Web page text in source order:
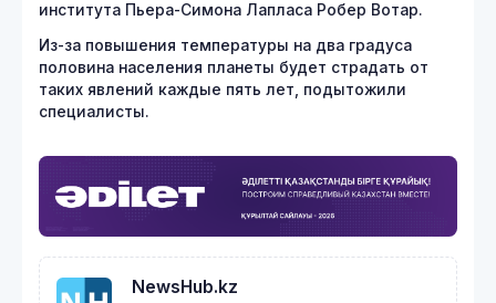
института Пьера-Симона Лапласа Робер Вотар.
Из-за повышения температуры на два градуса
половина населения планеты будет страдать от
таких явлений каждые пять лет, подытожили
специалисты.
NewsHub.kz